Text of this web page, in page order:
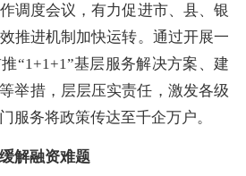
度会议，有力促进市、县、银
推进机制加快运转。通过开展一
“1+1+1”基层服务解决方案、建
举措，层层压实责任，激发各级
服务将政策传达至千企万户。
解融资难题